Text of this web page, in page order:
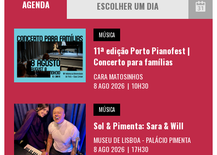
AGENDA
MÚSICA
11ª edição Porto Pianofest |
Concerto para famílias
CARA MATOSINHOS
8 AGO 2026 | 10H30
MÚSICA
Sol & Pimenta: Sara & Will
MUSEU DE LISBOA - PALÁCIO PIMENTA
8 AGO 2026 | 17H30